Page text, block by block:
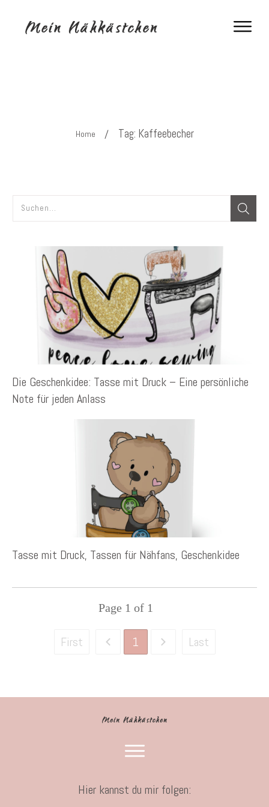
Home / Tag: Kaffeebecher
Die Geschenkidee: Tasse mit Druck – Eine persönliche
Note für jeden Anlass
Tasse mit Druck, Tassen für Nähfans, Geschenkidee
Page 1 of 1
First 1 Last
Hier kannst du mir folgen: